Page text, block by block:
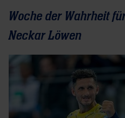
Woche der Wahrheit
Neckar Löwen